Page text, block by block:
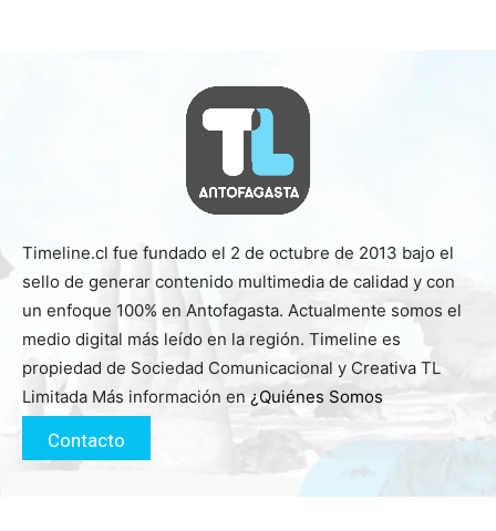
Timeline.cl fue fundado el 2 de octubre de 2013 bajo el
sello de generar contenido multimedia de calidad y con
un enfoque 100% en Antofagasta. Actualmente somos el
medio digital más leído en la región. Timeline es
propiedad de Sociedad Comunicacional y Creativa TL
Limitada Más información en ¿Quiénes Somos
Contacto